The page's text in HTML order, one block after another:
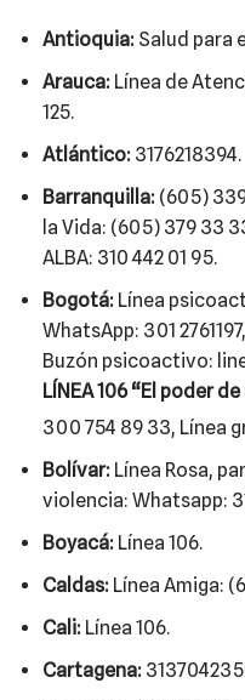
Antioquia: Salud para
Arauca: Línea de
125.
Atlántico: 3176218394.
Barranquilla: (605)
la Vida: (605) 379 33
ALBA: 310 442 01 95.
Bogotá: Línea
WhatsApp: 301
Buzón psicoactivo:
LÍNEA 106 “El poder
300 754 89 33, Línea
Bolívar: Línea Rosa,
violencia: Whatsapp:
Boyacá: Línea 106.
Caldas: Línea Amiga:
Cali: Línea 106.
Cartagena: